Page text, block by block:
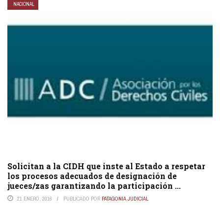
NACIONAL
Solicitan a la CIDH que inste al Estado a respetar
los procesos adecuados de designación de
jueces/zas garantizando la participación ...
21 ENERO, 2016 PUBLICADO POR PATAGONIA JUDICIAL